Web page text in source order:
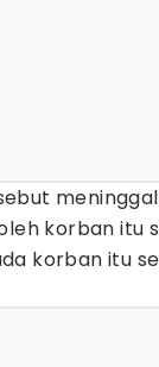
korban itu
korban itu